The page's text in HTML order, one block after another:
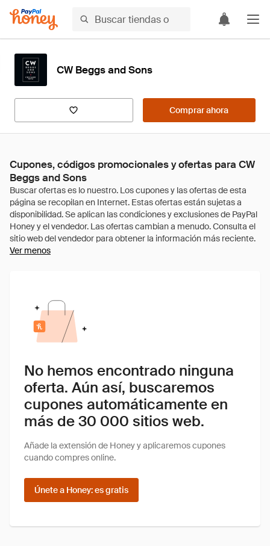
CW Beggs and Sons
Comprar ahora
Cupones, códigos promocionales y ofertas para CW
Beggs and Sons
Ver menos
No hemos encontrado ninguna
oferta. Aún así, buscaremos
cupones automáticamente en
más de 30 000 sitios web.
Añade la extensión de Honey y aplicaremos cupones
cuando compres online.
Únete a Honey: es gratis